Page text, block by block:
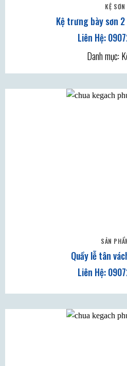
KỆ SƠN
Kệ trưng bày sơn
Danh mục:
SẢN
Quầy lễ tân